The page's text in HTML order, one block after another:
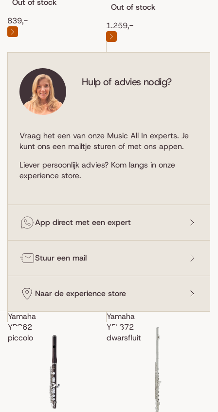
839,-
Hulp of advies nodig?
Vraag het een van onze Music All In experts. Je
kunt ons een mailtje sturen of met ons appen.
Liever persoonlijk advies? Kom langs in onze
experience store.
App direct met een expert
Stuur een mail
Naar de experience store
Out of stock
1.259,-
Yamaha
YPC62
piccolo
Yamaha
YFL372
dwarsfluit